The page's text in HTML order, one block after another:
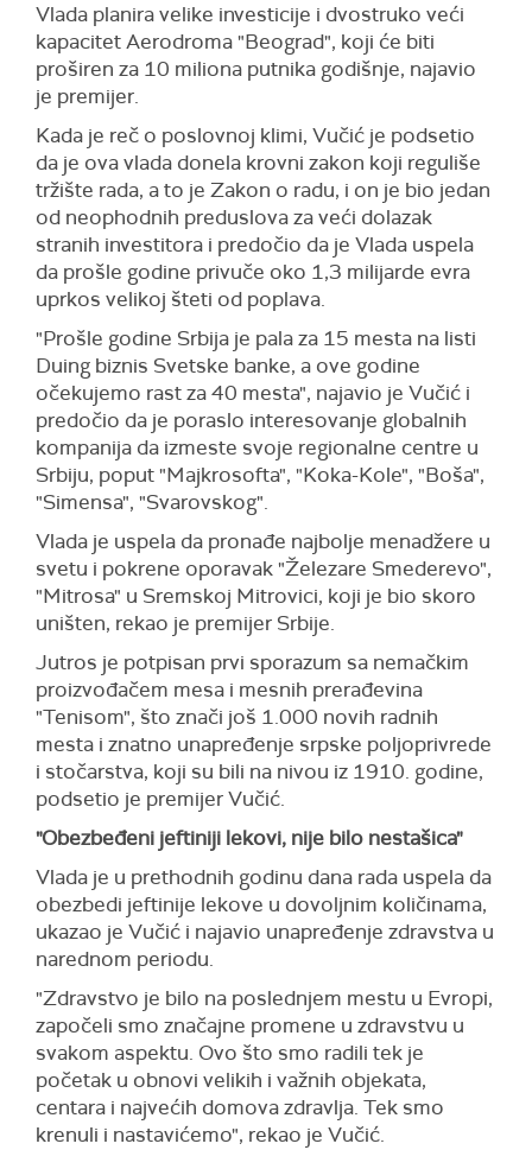
Vlada planira velike investicije i dvostruko veći
kapacitet Aerodroma "Beograd", koji će biti
proširen za 10 miliona putnika godišnje, najavio
je premijer.
Kada je reč o poslovnoj klimi, Vučić je podsetio
da je ova vlada donela krovni zakon koji reguliše
tržište rada, a to je Zakon o radu, i on je bio jedan
od neophodnih preduslova za veći dolazak
stranih investitora i predočio da je Vlada uspela
da prošle godine privuče oko 1,3 milijarde evra
uprkos velikoj šteti od poplava.
"Prošle godine Srbija je pala za 15 mesta na listi
Duing biznis Svetske banke, a ove godine
očekujemo rast za 40 mesta", najavio je Vučić i
predočio da je poraslo interesovanje globalnih
kompanija da izmeste svoje regionalne centre u
Srbiju, poput "Majkrosofta", "Koka-Kole", "Boša",
"Simensa", "Svarovskog".
Vlada je uspela da pronađe najbolje menadžere u
svetu i pokrene oporavak "Železare Smederevo",
"Mitrosa" u Sremskoj Mitrovici, koji je bio skoro
uništen, rekao je premijer Srbije.
Jutros je potpisan prvi sporazum sa nemačkim
proizvođačem mesa i mesnih prerađevina
"Tenisom", što znači još 1.000 novih radnih
mesta i znatno unapređenje srpske poljoprivrede
i stočarstva, koji su bili na nivou iz 1910. godine,
podsetio je premijer Vučić.
"Obezbeđeni jeftiniji lekovi, nije bilo nestašica"
Vlada je u prethodnih godinu dana rada uspela da
obezbedi jeftinije lekove u dovoljnim količinama,
ukazao je Vučić i najavio unapređenje zdravstva u
narednom periodu.
"Zdravstvo je bilo na poslednjem mestu u Evropi,
započeli smo značajne promene u zdravstvu u
svakom aspektu. Ovo što smo radili tek je
početak u obnovi velikih i važnih objekata,
centara i najvećih domova zdravlja. Tek smo
krenuli i nastavićemo", rekao je Vučić.